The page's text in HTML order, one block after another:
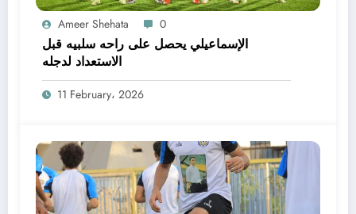
Ameer Shehata 0
الإسماعيلي يحصل على راحه سلبيه قبل
الاستعداد لدجله
11 February، 2026